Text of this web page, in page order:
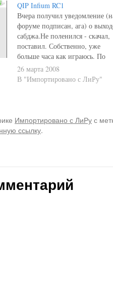
QIP Infium RC1
Вчера получил уведомление
форуме подписан, ага) о
сабджа.Не поленился - скачал,
поставил. Собственно, уже
больше часа как играюсь. По
сравнению с тем, что было при
моём последнем тестировании
день и ночь.Во-первых,
раньше приходилось скачивать
архив с готовым каталогом;Во-
вторых, при установке…
26 марта 2008
В "Импортировано с ЛиРу"
Импортировано с ЛиРус
ссылку.